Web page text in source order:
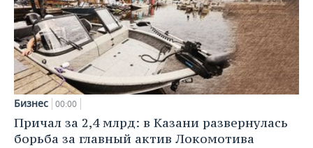
Бизнес 00:00
Причал за 2,4 млрд: в Казани развернулась
борьба за главный актив Локомотива